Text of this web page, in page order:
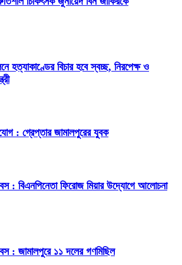
হত্যাকাণ্ডের বিচার হবে স্বচ্ছ, নিরপেক্ষ ও
: গ্রেপ্তার জামালপুরের যুবক
: বিএনপিনেতা ফিরোজ মিয়ার উদ্যোগে আলোচনা
: জামালপুরে ১১ দলের গণমিছিল